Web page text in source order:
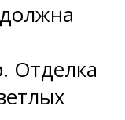
Отделка